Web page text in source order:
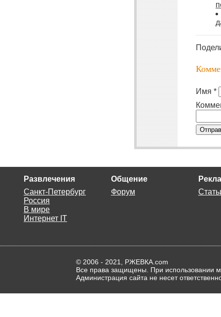
Имя *
Развлечения
Санкт-Петербург
Россия
В мире
Интернет IT
Общение
Форум
© 2006 - 2021, РЖЕВКА.com
Все права защищены. При использовании
Администрация сайта не несет